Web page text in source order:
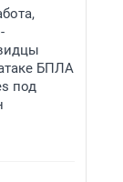
БПЛА
под